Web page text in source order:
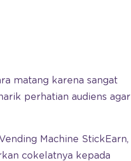
matang karena sangat
perhatian audiens agar
Machine StickEarn,
cokelatnya kepada